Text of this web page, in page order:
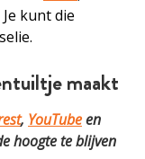
kunt die
maakt
, YouTubeen
hoogte te blijven